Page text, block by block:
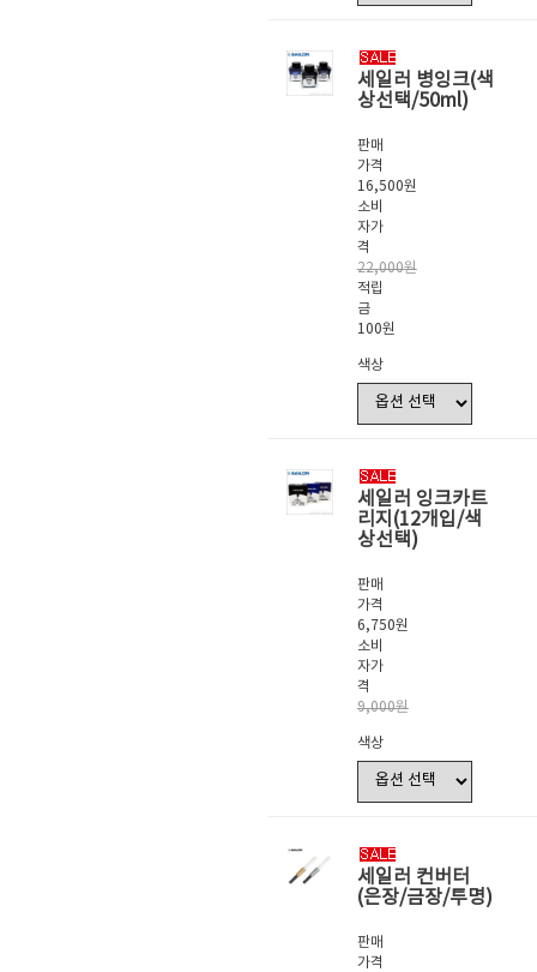
세일러 병잉크(색
상선택/50ml)
판매
가격
16,500원
소비
자가
격
22,000원
적립
금
100원
색상
세일러 잉크카트
리지(12개입/색
상선택)
판매
가격
6,750원
소비
자가
격
9,000원
색상
세일러 컨버터
(은장/금장/투명)
판매
가격